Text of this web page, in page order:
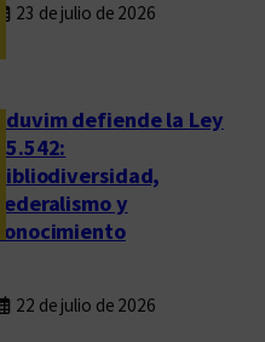
23 de julio de 2026
Eduvim defiende la Ley
25.542:
bibliodiversidad,
federalismo y
conocimiento
22 de julio de 2026